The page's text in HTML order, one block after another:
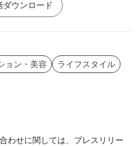
ダウンロード
ョン・美容 ライフスタイル
わせに関しては、プレスリリー